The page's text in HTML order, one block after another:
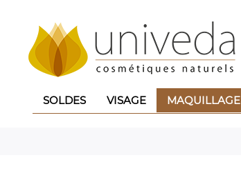
SOLDES VISAGE MAQUILLAGE